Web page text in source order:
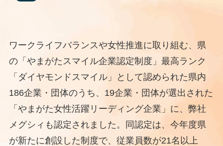
ワークライフバランスや女性推進に取り組む、県
の「やまがたスマイル企業認定制度」最高ランク
「ダイヤモンドスマイル」として認められた県内
186企業・団体のうち、19企業・団体が選出された
「やまがた女性活躍リーディング企業」に、弊社
メグシィも認定されました。同認定は、今年度県
が新たに創設した制度で、従業員数が21名以上